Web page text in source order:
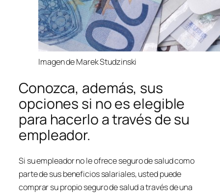
Imagen de Marek Studzinski
Conozca, además, sus
opciones si no es elegible
para hacerlo a través de su
empleador.
Si su empleador no le ofrece seguro de salud como
parte de sus beneficios salariales, usted puede
comprar su propio seguro de salud a través de una